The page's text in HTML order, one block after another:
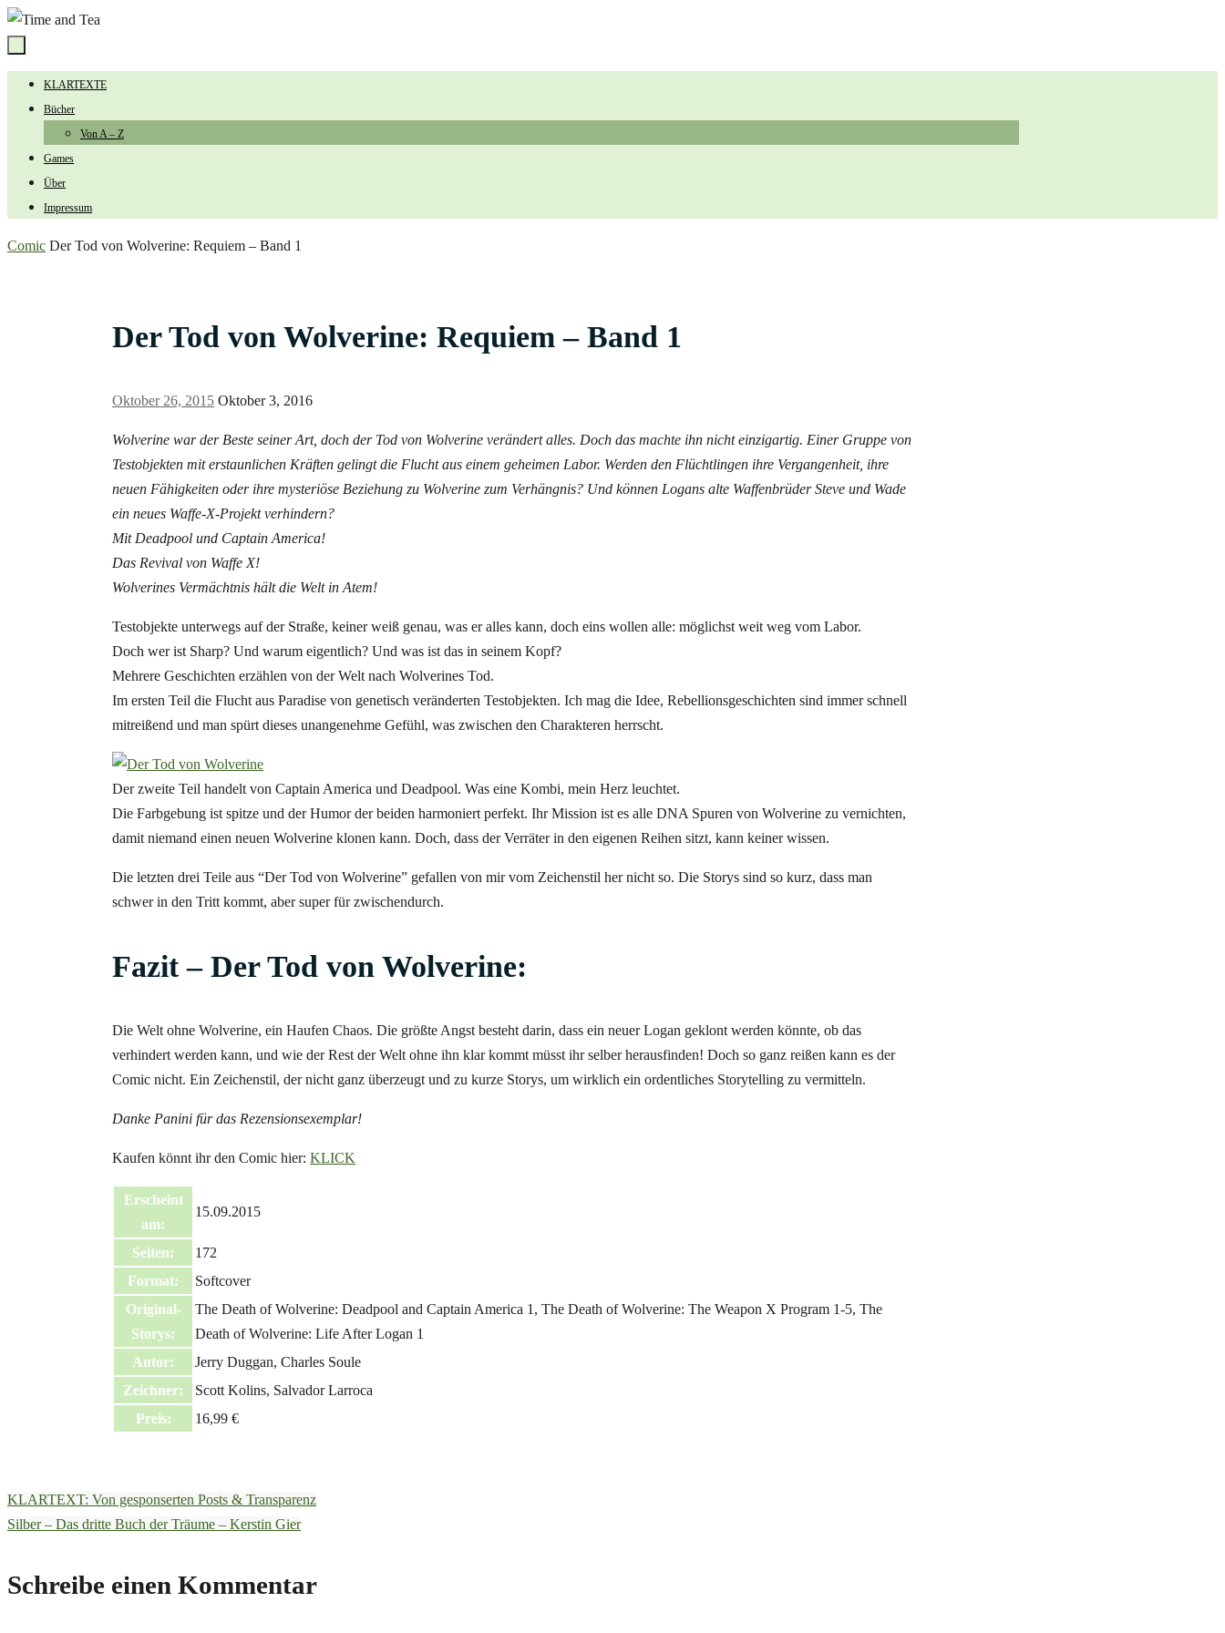
Zum
springen
Zum
Inhalt
KLARTEXTE
Bücher
Von A – Z
Games
Über
Impressum
Start
Comic Der Tod von Wolverine: Requiem – Band 1
Der Tod von Wolverine: Requiem – Band 1
Oktober 26, 2015 Oktober 3, 2016
Wolverine war der Beste seiner Art, doch der Tod von Wolverine verändert alles. Doch das machte ihn nicht einzigartig. Einer Gruppe von
Testobjekten mit erstaunlichen Kräften gelingt die Flucht aus einem geheimen Labor. Werden den Flüchtlingen ihre Vergangenheit, ihre
neuen Fähigkeiten oder ihre mysteriöse Beziehung zu Wolverine zum Verhängnis? Und können Logans alte Waffenbrüder Steve und Wade
ein neues Waffe-X-Projekt verhindern?
Mit Deadpool und Captain America!
Das Revival von Waffe X!
Wolverines Vermächtnis hält die Welt in Atem!
Testobjekte unterwegs auf der Straße, keiner weiß genau, was er alles kann, doch eins wollen alle: möglichst weit weg vom Labor.
Doch wer ist Sharp? Und warum eigentlich? Und was ist das in seinem Kopf?
Mehrere Geschichten erzählen von der Welt nach Wolverines Tod.
Im ersten Teil die Flucht aus Paradise von genetisch veränderten Testobjekten. Ich mag die Idee, Rebellionsgeschichten sind immer schnell
mitreißend und man spürt dieses unangenehme Gefühl, was zwischen den Charakteren herrscht.
Der zweite Teil handelt von Captain America und Deadpool. Was eine Kombi, mein Herz leuchtet.
Die Farbgebung ist spitze und der Humor der beiden harmoniert perfekt. Ihr Mission ist es alle DNA Spuren von Wolverine zu vernichten,
damit niemand einen neuen Wolverine klonen kann. Doch, dass der Verräter in den eigenen Reihen sitzt, kann keiner wissen.
Die letzten drei Teile aus “Der Tod von Wolverine” gefallen von mir vom Zeichenstil her nicht so. Die Storys sind so kurz, dass man
schwer in den Tritt kommt, aber super für zwischendurch.
Fazit – Der Tod von Wolverine:
Die Welt ohne Wolverine, ein Haufen Chaos. Die größte Angst besteht darin, dass ein neuer Logan geklont werden könnte, ob das
verhindert werden kann, und wie der Rest der Welt ohne ihn klar kommt müsst ihr selber herausfinden! Doch so ganz reißen kann es der
Comic nicht. Ein Zeichenstil, der nicht ganz überzeugt und zu kurze Storys, um wirklich ein ordentliches Storytelling zu vermitteln.
Danke Panini für das Rezensionsexemplar!
Kaufen könnt ihr den Comic hier: KLICK
Erscheint
am:
15.09.2015
Seiten:
172
Format:
Softcover
Original-
Storys:
The Death of Wolverine: Deadpool and Captain America 1, The Death of Wolverine: The Weapon X Program 1-5, The
Death of Wolverine: Life After Logan 1
Autor:
Jerry Duggan, Charles Soule
Zeichner:
Scott Kolins, Salvador Larroca
Preis:
16,99 €
KLARTEXT: Von gesponserten Posts & Transparenz
Silber – Das dritte Buch der Träume – Kerstin Gier
Schreibe einen Kommentar